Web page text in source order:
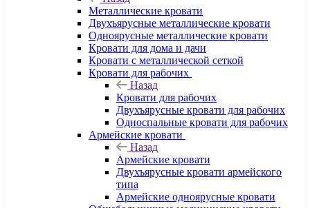
Металлические кровати
Двухъярусные металлические кровати
Одноярусные металлические кровати
Кровати для дома и дачи
Кровати с металлической сеткой
Кровати для рабочих
Назад
Кровати для рабочих
Двухъярусные кровати для рабочих
Односпальные кровати для рабочих
Армейские кровати
Назад
Армейские кровати
Двухъярусные кровати армейского
типа
Армейские одноярусные кровати